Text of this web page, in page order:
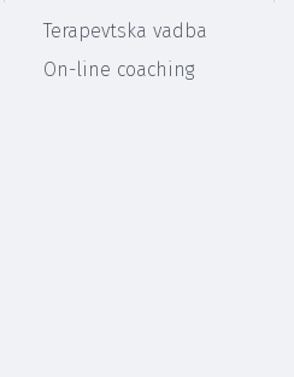
Terapevtska vadba
On-line coaching